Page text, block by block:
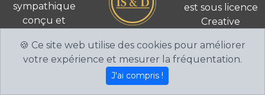
sympathique
conçu et
par Fabien de
Silvestre
© 2026
est sous licence
Creative
International
CC BY-NC-
🍪 Ce site web utilise des cookies pour améliorer
votre expérience et mesurer la fréquentation.
J'ai compris !